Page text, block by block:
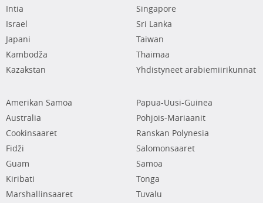
Intia
Israel
Japani
Kambodža
Kazakstan
Singapore
Sri Lanka
Taiwan
Thaimaa
Yhdistyneet arabiemiirikunnat
Amerikan Samoa
Australia
Cookinsaaret
Fidži
Guam
Kiribati
Marshallinsaaret
Papua-Uusi-Guinea
Pohjois-Mariaanit
Ranskan Polynesia
Salomonsaaret
Samoa
Tonga
Tuvalu